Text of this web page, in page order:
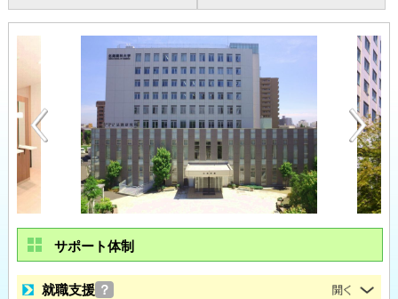
サポート体制
就職支援 ？